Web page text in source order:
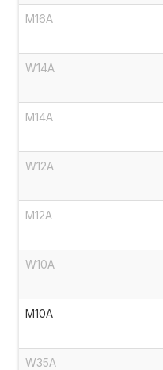
M16A
W14A
M14A
W12A
M12A
W10A
M10A
W35A